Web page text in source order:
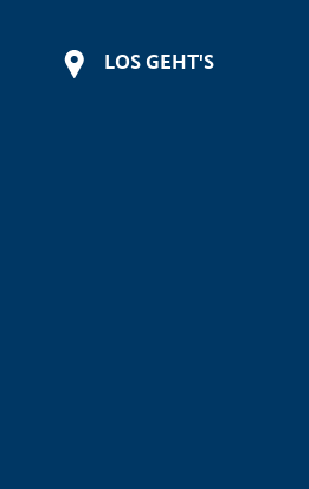
LOS GEHT'S